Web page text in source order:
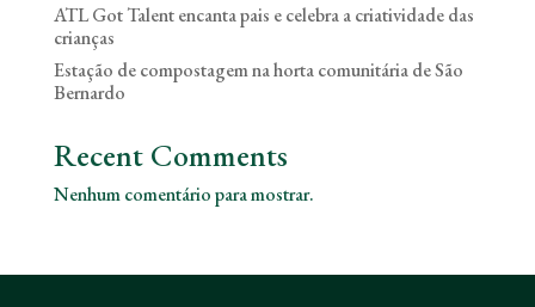
ATL Got Talent encanta pais e celebra a criatividade das
crianças
Estação de compostagem na horta comunitária de São
Bernardo
Recent Comments
Nenhum comentário para mostrar.